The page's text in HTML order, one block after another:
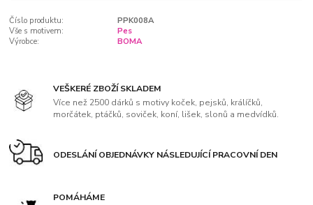
Číslo produktu:
PPK008A
Vše s motivem:
Pes
Výrobce:
BOMA
VEŠKERÉ ZBOŽÍ SKLADEM
Více než 2500 dárků s motivy koček, pejsků, králíčků,
morčátek, ptáčků, soviček, koní, lišek, slonů a medvídků.
ODESLÁNÍ OBJEDNÁVKY NÁSLEDUJÍCÍ PRACOVNÍ DEN
POMÁHÁME